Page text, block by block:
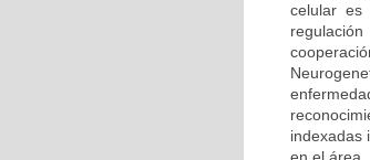
celular es
indexadas